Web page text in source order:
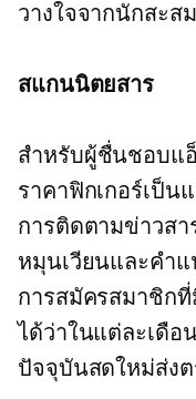
วางใจจากนักสะส
สแกนนิตยสาร
สำหรับผู้ชื่นชอบแ
ราคาฟิกเกอร์เป็น
การติดตามข่าวสา
หมุนเวียนและคำแ
การสมัครสมาชิก
ได้ว่าในแต่ละเดือ
ปัจจุบันสดใหม่ส่ง